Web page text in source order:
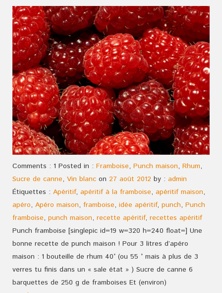
Comments : 1 Posted in : Framboise, Punch maison, Rhum,
Sucre de canne, Vin blanc on 27 août 2012 by : admin
Étiquettes : Apéritif, apéritif à la framboise, apéritif maison,
apéro, Apéro maison, framboise, idée apéritif, punch, Punch
framboise, punch maison, recette apéritif, recettes apéritif
Punch framboise [singlepic id=19 w=320 h=240 float=] Une
bonne recette de punch maison ! Pour 3 litres d’apéro
maison : 1 bouteille de rhum 40° (ou 55 ° mais à plus de 3
verres tu finis dans un « sale état » ) Sucre de canne 6
barquettes de 250 g de framboises Et (environ)